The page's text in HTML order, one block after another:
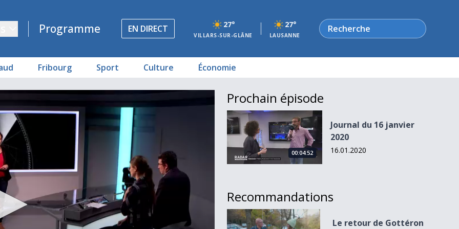
Programme EN DIRECT 27°
VILLARS-SUR-GLÂNE
27°
LAUSANNE
Rechercher
Fribourg Sport Culture Économie
Prochain épisode
Journal du 16 janvier 2020
00:04:52
Journal du 16 janvier
2020
16.01.2020
Recommandations
Le retour de Gottéron Mag
Le retour de Gottéron